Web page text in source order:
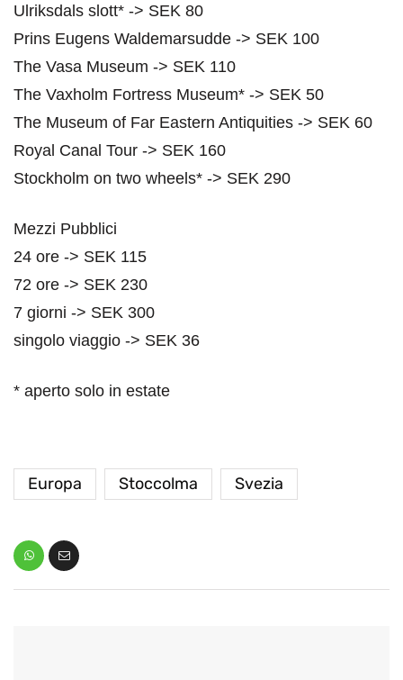
Ulriksdals slott* -> SEK 80
Prins Eugens Waldemarsudde -> SEK 100
The Vasa Museum -> SEK 110
The Vaxholm Fortress Museum* -> SEK 50
The Museum of Far Eastern Antiquities -> SEK 60
Royal Canal Tour -> SEK 160
Stockholm on two wheels* -> SEK 290
Mezzi Pubblici
24 ore -> SEK 115
72 ore -> SEK 230
7 giorni -> SEK 300
singolo viaggio -> SEK 36
* aperto solo in estate
Europa Stoccolma Svezia